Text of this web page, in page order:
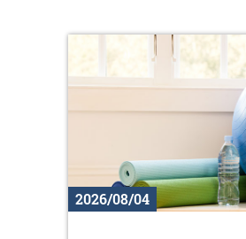
2026/08/04